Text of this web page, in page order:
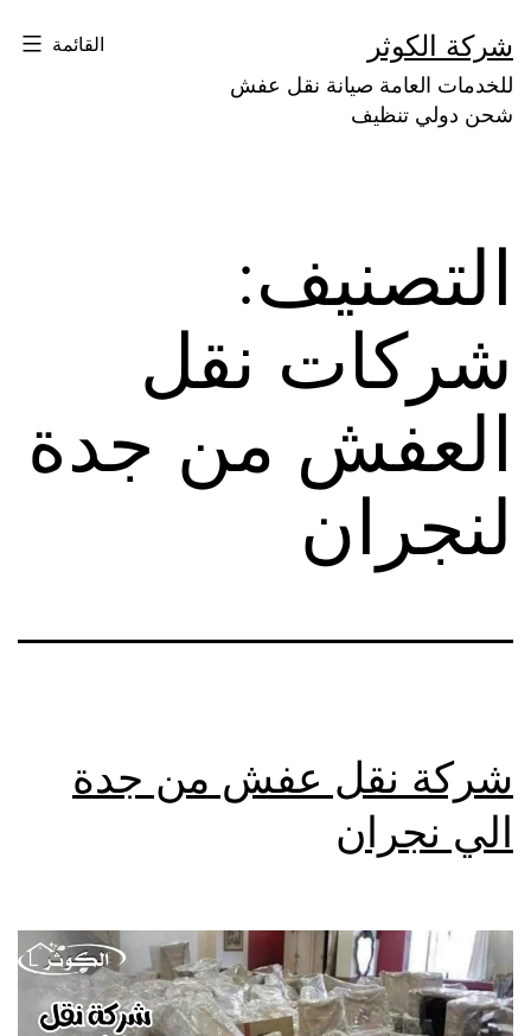
إلى
المحتوى
شركة الكوثر
للخدمات العامة صيانة نقل عفش
شحن دولي تنظيف
القائمة
التصنيف:
شركات نقل
العفش من جدة
لنجران
شركة نقل عفش من جدة
الي نجران